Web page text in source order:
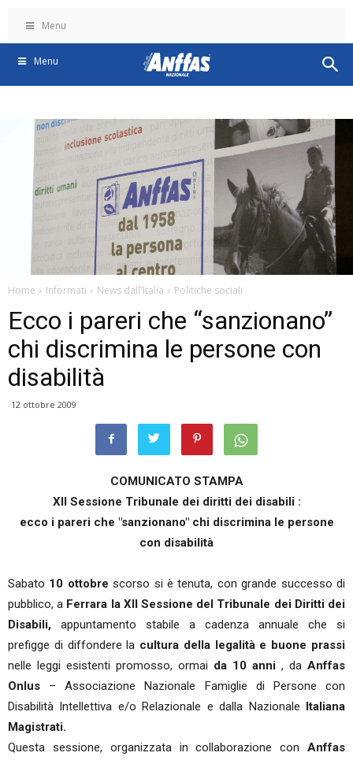
Menu
Menu
Home Informati News dall'Italia Politiche sociali
Ecco i pareri che “sanzionano”
chi discrimina le persone con
disabilità
12 ottobre 2009
COMUNICATO STAMPA
XII Sessione Tribunale dei diritti dei disabili :
ecco i pareri che "sanzionano" chi discrimina le persone
con disabilità
Sabato 10 ottobre scorso si è tenuta, con grande successo di
pubblico, a Ferrara la XII Sessione del Tribunale dei Diritti dei
Disabili, appuntamento stabile a cadenza annuale che si
prefigge di diffondere la cultura della legalità e buone prassi
nelle leggi esistenti promosso, ormai da 10 anni , da Anffas
Onlus – Associazione Nazionale Famiglie di Persone con
Disabilità Intellettiva e/o Relazionale e dalla Nazionale Italiana
Magistrati.
Questa sessione, organizzata in collaborazione con Anffas